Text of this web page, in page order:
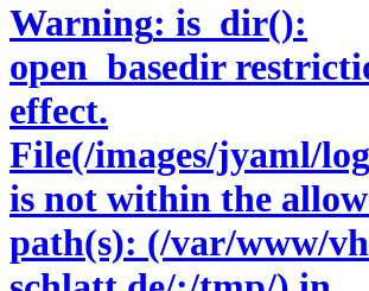
Warning: is_dir():
open_basedir
effect.
File(/images/jyaml/
is not within the
path(s): (/var/www/